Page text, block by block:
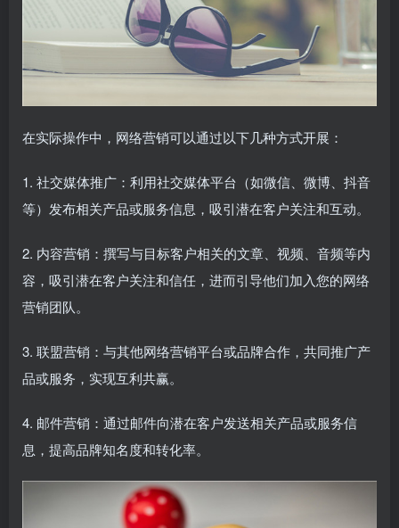
在实际操作中，网络营销可以通过以下几种方式开展：
1. 社交媒体推广：利用社交媒体平台（如微信、微博、抖音
等）发布相关产品或服务信息，吸引潜在客户关注和互动。
2. 内容营销：撰写与目标客户相关的文章、视频、音频等内
容，吸引潜在客户关注和信任，进而引导他们加入您的网络
营销团队。
3. 联盟营销：与其他网络营销平台或品牌合作，共同推广产
品或服务，实现互利共赢。
4. 邮件营销：通过邮件向潜在客户发送相关产品或服务信
息，提高品牌知名度和转化率。